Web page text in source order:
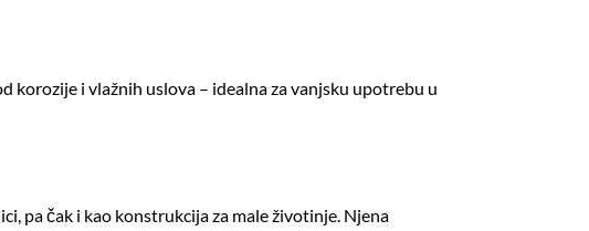
i vlažnih uslova – idealna za vanjsku upotrebu u
pa čak i kao konstrukcija za male životinje. Njena